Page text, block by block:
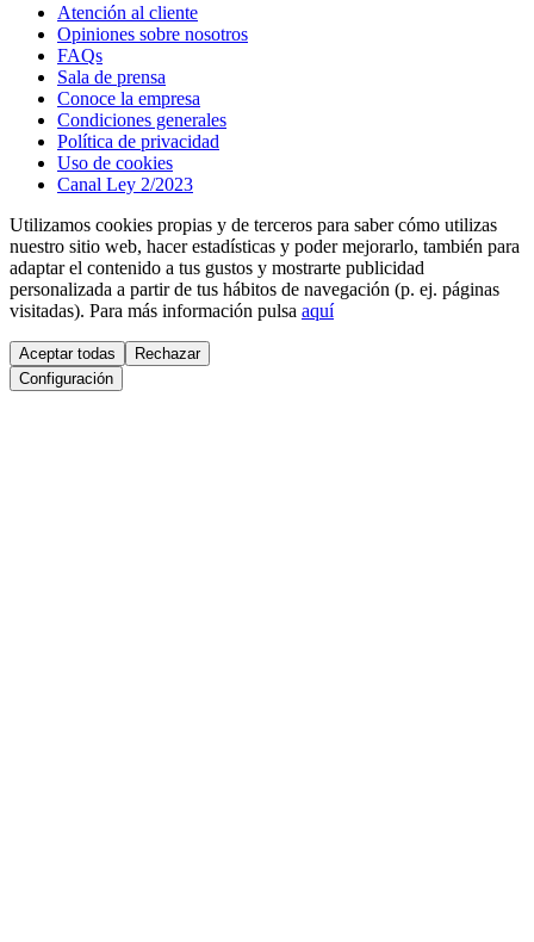
Atención al cliente
Opiniones sobre nosotros
FAQs
Sala de prensa
Conoce la empresa
Condiciones generales
Política de privacidad
Uso de cookies
Canal Ley 2/2023
Utilizamos cookies propias y de terceros para saber cómo utilizas
nuestro sitio web, hacer estadísticas y poder mejorarlo, también para
adaptar el contenido a tus gustos y mostrarte publicidad
personalizada a partir de tus hábitos de navegación (p. ej. páginas
visitadas). Para más información pulsa aquí
Aceptar todas
Rechazar
Configuración